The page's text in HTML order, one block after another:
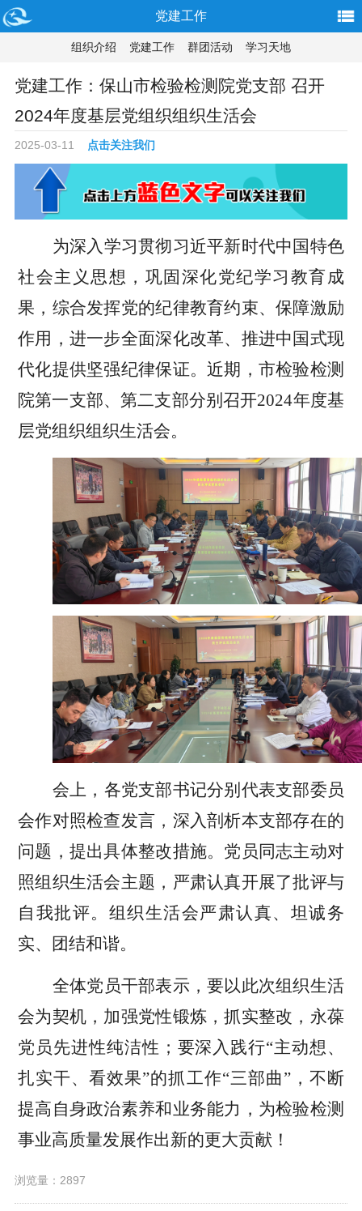
党建工作
组织介绍 党建工作 群团活动 学习天地
党建工作：保山市检验检测院党支部 召开
2024年度基层党组织组织生活会
2025-03-11 点击关注我们
为深入学习贯彻习近平新时代中国特色
社会主义思想，巩固深化党纪学习教育成
果，综合发挥党的纪律教育约束、保障激励
作用，进一步全面深化改革、推进中国式现
代化提供坚强纪律保证。近期，市检验检测
院第一支部、第二支部分别召开2024年度基
层党组织组织生活会。
会 上 ， 各党支部书记分别 代表支部委员
会作对照检查发言 ， 深入剖析本支部存在的
问题，提出具体整改措施。 党员同志主动对
照组织生活会主题，严肃认真开展了批评与
自我批评。组织生活会严肃认真、坦诚务
实、团结和谐。
全体党员干部表示，要以此次组织生活
会为契机， 加强党性锻炼，抓实整改，永葆
党员先进性纯洁性；要深入践行“主动想、
扎实干、看效果”的抓工作“三部曲”， 不断
提高 自身政治素养和业务能力， 为检验检测
事业高质量发展作出新的更大贡献！
浏览量：2897